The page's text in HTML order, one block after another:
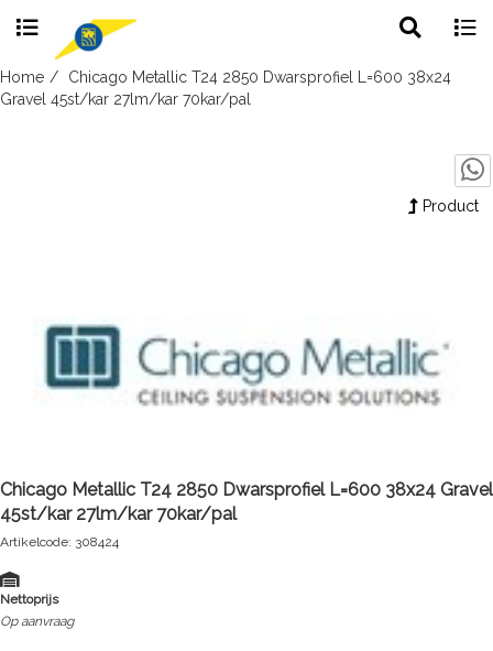
Skip
to
search
Home
Chicago Metallic T24 2850 Dwarsprofiel L=600 38x24
Gravel 45st/kar 27lm/kar 70kar/pal
Product
Chicago Metallic T24 2850 Dwarsprofiel L=600 38x24 Gravel
45st/kar 27lm/kar 70kar/pal
Artikelcode: 308424
Nettoprijs
Op aanvraag